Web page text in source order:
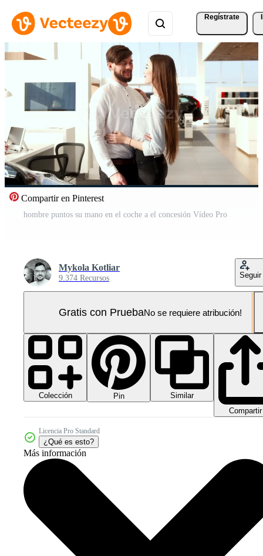
Regístrate
Compartir en Pinterest
hombre puntos su mano en el coche a el concesión Vídeo Pro
Mykola Kotliar
9.374 Recursos Seguir
Gratis con PruebaNo se requiere atribución!
Colección Pin
Similar
Compartir
Licencia Pro Standard
¿Qué es esto?
Más información